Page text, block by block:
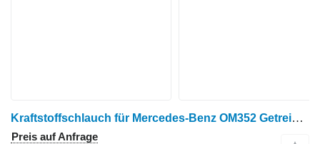
Kraftstoffschlauch für Mercedes-Benz OM352 Getreideernter
Preis auf Anfrage